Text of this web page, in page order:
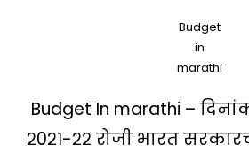
Budget
in
marathi
Budget In marathi –
२0२१-२२ रोजी भारत